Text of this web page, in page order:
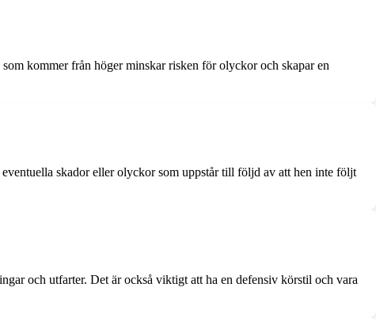
kommer från höger minskar risken för olyckor och skapar en
skador eller olyckor som uppstår till följd av att hen inte följt
och utfarter. Det är också viktigt att ha en defensiv körstil och vara